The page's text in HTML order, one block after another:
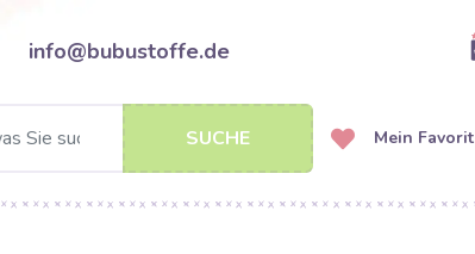
info@bubustoffe.de
SUCHE Mein Favorit